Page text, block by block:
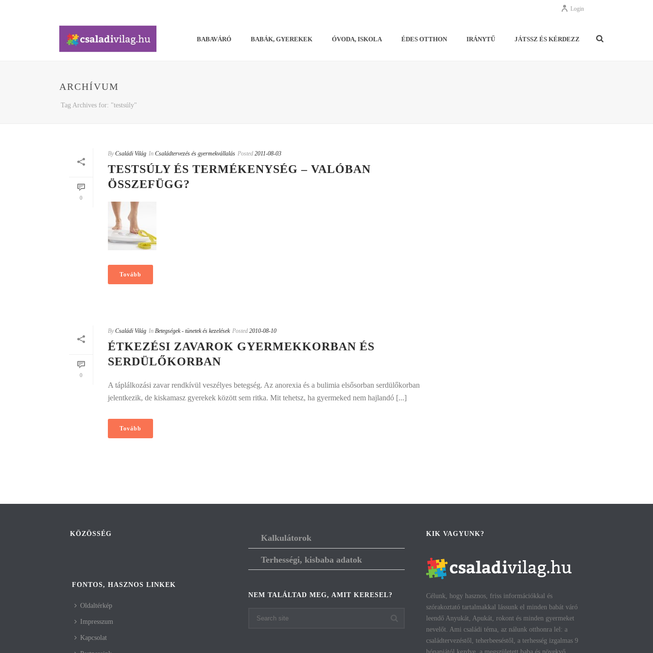
Login
BABAVÁRÓ BABÁK, GYEREKEK ÓVODA, ISKOLA ÉDES OTTHON IRÁNYTŰ JÁTSSZ ÉS KÉRDEZZ
ARCHÍVUM
Tag Archives for: "testsúly"
0
By Családi Világ In Családtervezés és gyermekvállalás Posted 2011-08-03
TESTSÚLY ÉS TERMÉKENYSÉG – VALÓBAN
ÖSSZEFÜGG?
Tovább
0
By Családi Világ In Betegségek - tünetek és kezelések Posted 2010-08-10
ÉTKEZÉSI ZAVAROK GYERMEKKORBAN ÉS
SERDÜLŐKORBAN
A táplálkozási zavar rendkívül veszélyes betegség. Az anorexia és a bulimia elsősorban serdülőkorban
jelentkezik, de kiskamasz gyerekek között sem ritka. Mit tehetsz, ha gyermeked nem hajlandó [...]
Tovább
KÖZÖSSÉG
FONTOS, HASZNOS LINKEK
Oldaltérkép
Impresszum
Kapcsolat
Kalkulátorok
Terhességi, kisbaba adatok
NEM TALÁLTAD MEG, AMIT KERESEL?
KIK VAGYUNK?
Célunk, hogy hasznos, friss információkkal és
szórakoztató tartalmakkal lássunk el minden babát váró
leendő Anyukát, Apukát, rokont és minden gyermeket
nevelőt. Ami családi téma, az nálunk otthonra lel: a
családtervezéstől, teherbeeséstől, a terhesség izgalmas 9